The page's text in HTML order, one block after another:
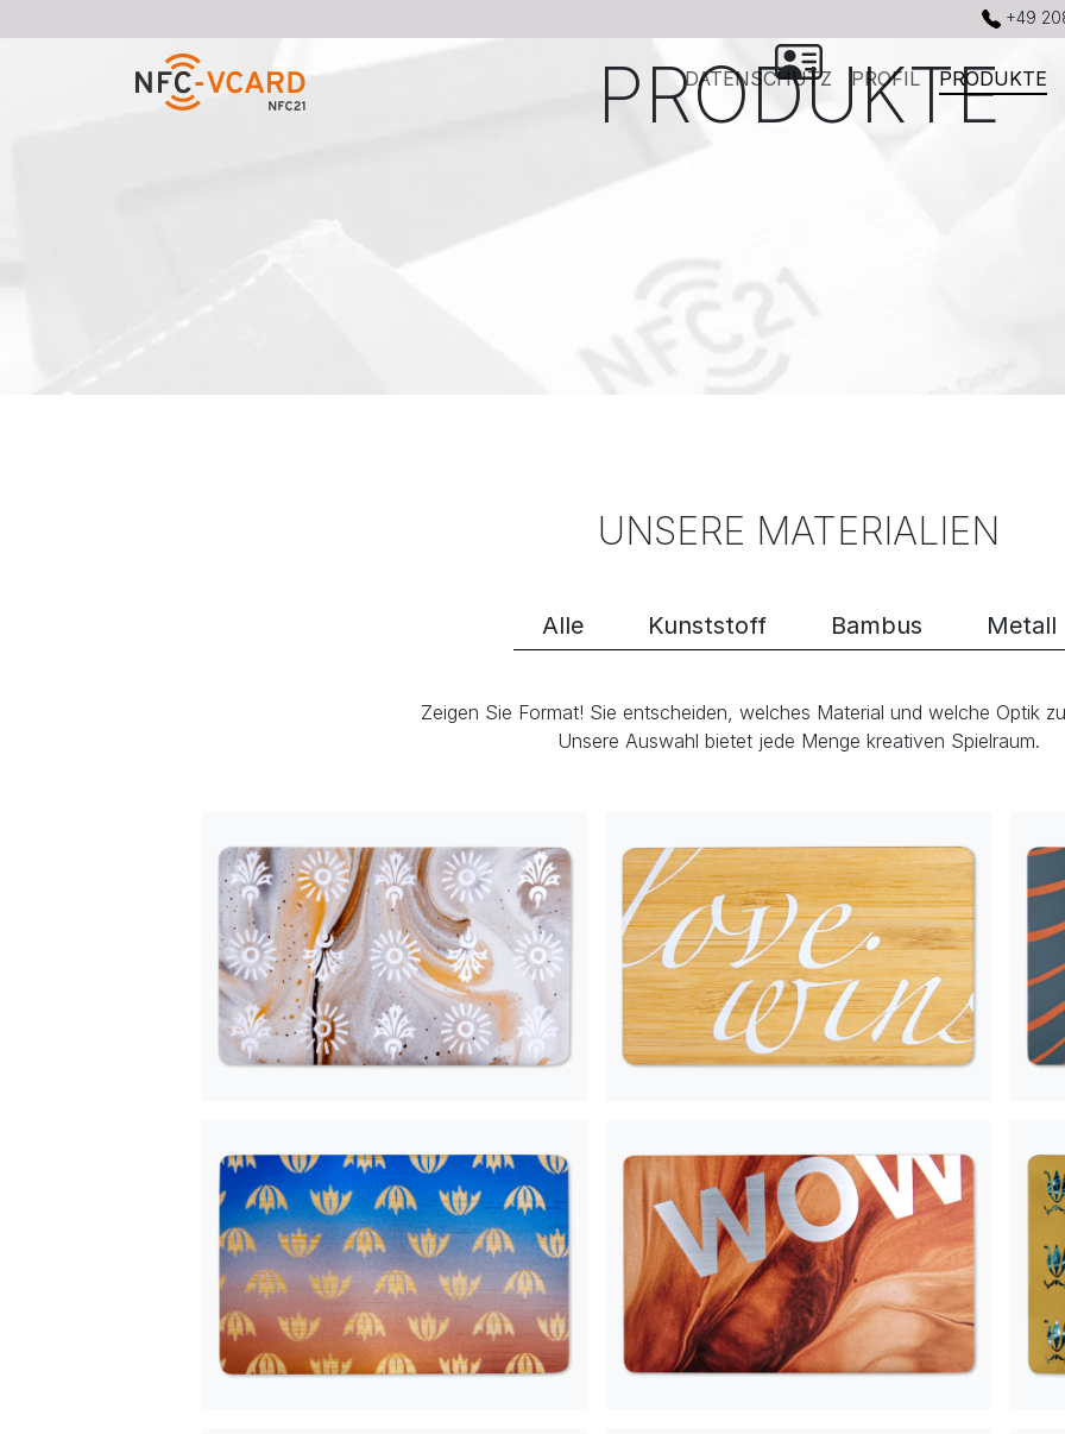
+49
DATENSCHUTZ PROFIL PRODUKTE
PRODUKTE
UNSERE MATERIALIEN
Alle Kunststoff Bambus Metall
Zeigen Sie Format! Sie entscheiden, welches Material und welche Optik
Unsere Auswahl bietet jede Menge kreativen Spielraum.